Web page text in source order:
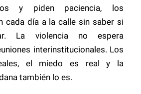
y piden paciencia, los
cada día a la calle sin saber si
La violencia no espera
interinstitucionales. Los
el miedo es real y la
también lo es.